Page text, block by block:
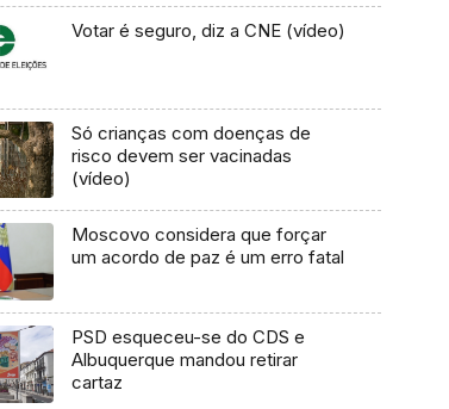
Votar é seguro, diz a CNE (vídeo)
Só crianças com doenças de
risco devem ser vacinadas
(vídeo)
Moscovo considera que forçar
um acordo de paz é um erro fatal
PSD esqueceu-se do CDS e
Albuquerque mandou retirar
cartaz